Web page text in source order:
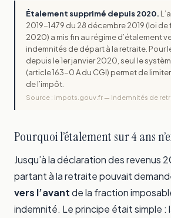
Étalement supprimé depuis 2020.
2019-1479 du 28 décembre 2019 (loi
2020) a mis fin au régime d’étalement
indemnités de départ à la retraite. Pour
depuis le 1er janvier 2020, seul le
(article 163-0 A du CGI) permet de
de l’impôt.
Source : impots.gouv.fr — Indemnités de
Pourquoi l’étalement sur 4 ans
Jusqu’à la déclaration des revenus
partant à la retraite pouvait
vers l’avantde la fraction
indemnité. Le principe était simple :